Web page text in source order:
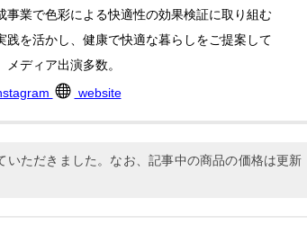
事業で色彩による快適性の効果検証に取り組む
践を活かし、健康で快適な暮らしをご提案して
ディア出演多数。
website
いただきました。なお、記事中の商品の価格は更新